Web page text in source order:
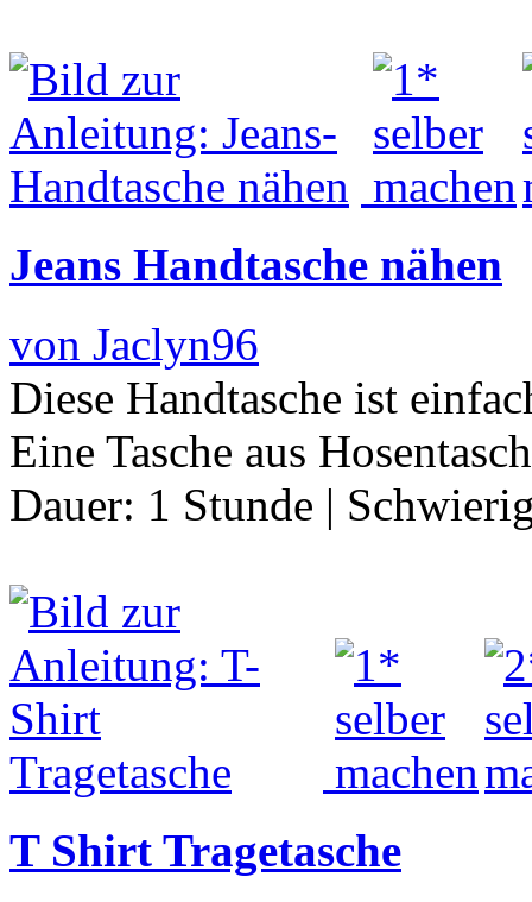
Jeans Handtasche nähen
von Jaclyn96
Diese Handtasche ist
Eine Tasche aus
Dauer: 1 Stunde |
T Shirt Tragetasche